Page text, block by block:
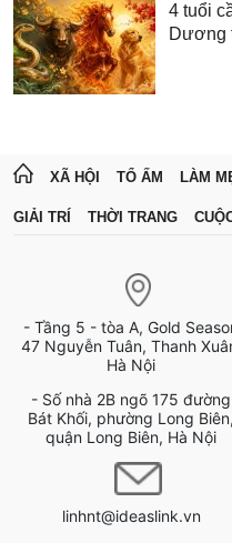
4 tuổi
Dương
XÃ HỘI TỔ ẤM LÀM
GIẢI TRÍ THỜI TRANG
- Tầng 5 - tòa A, Gold
47 Nguyễn Tuân, Thanh
Hà Nội
- Số nhà 2B ngõ 175 đường
Bát Khối, phường Long Biên,
quận Long Biên, Hà Nội
linhnt@ideaslink.vn